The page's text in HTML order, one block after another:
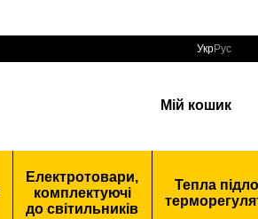
УкрРус
Мій кошик
Електротовари,
комплектуючі
до світильників
Тепла